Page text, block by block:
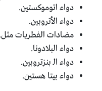
دواء اتوموكستين.
دواء الأتروبين.
مضادات الفطريات مثل.
دواء البلادونا.
دواء الـ بنزتروبين.
دواء بيتا هستين.